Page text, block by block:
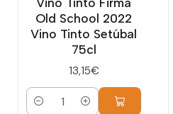
Old School 2022
Vino Tinto Setúbal
75cl
13,15€
Cantidad